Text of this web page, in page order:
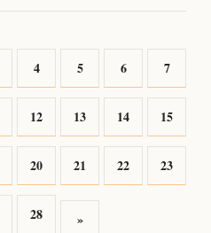
4 5 6 7
12 13 14 15
20 21 22 23
28 »